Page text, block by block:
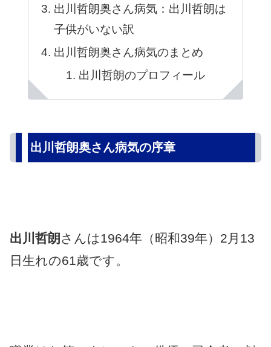
出川哲朗奥さん病気：出川哲朗は
子供がいない訳
出川哲朗奥さん病気のまとめ
出川哲朗のプロフィール
出川哲朗奥さん病気の序章
出川哲朗 さんは1964年（昭和39年）2月13
日生れの61歳です。